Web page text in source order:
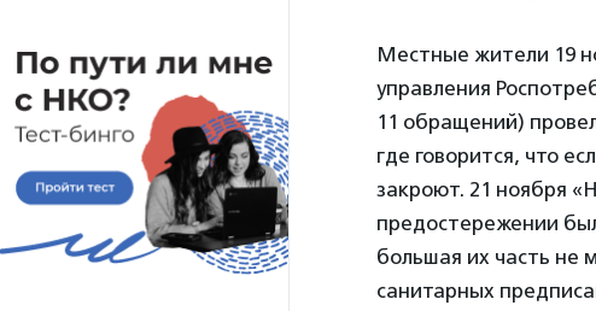
Местные жители 19
управления
11 обращений)
где говорится, что
закроют. 21 ноября
предостережении
большая их часть не
санитарных